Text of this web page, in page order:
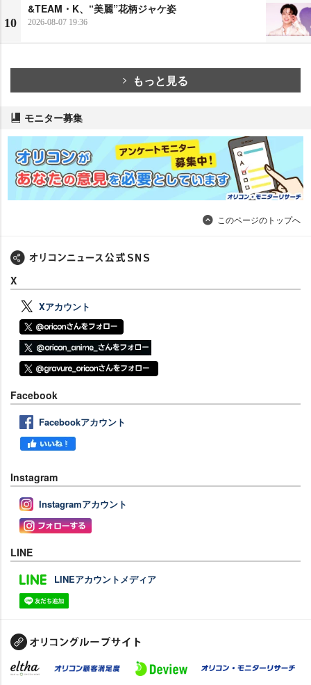
10
&TEAM・K、“美麗”花柄ジャケ姿
2026-08-07 19:36
もっと見る
モニター募集
このページのトップへ
X
Xアカウント
Facebook
Facebookアカウント
Instagram
Instagramアカウント
LINE
LINEアカウントメディア